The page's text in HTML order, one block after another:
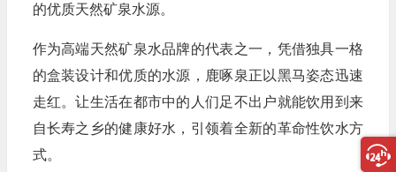
的优质天然矿泉水源。
作为高端天然矿泉水品牌的代表之一，凭借独具一格
的盒装设计和优质的水源，鹿啄泉正以黑马姿态迅速
走红。让生活在都市中的人们足不出户就能饮用到来
自长寿之乡的健康好水，引领着全新的革命性饮水方
式。